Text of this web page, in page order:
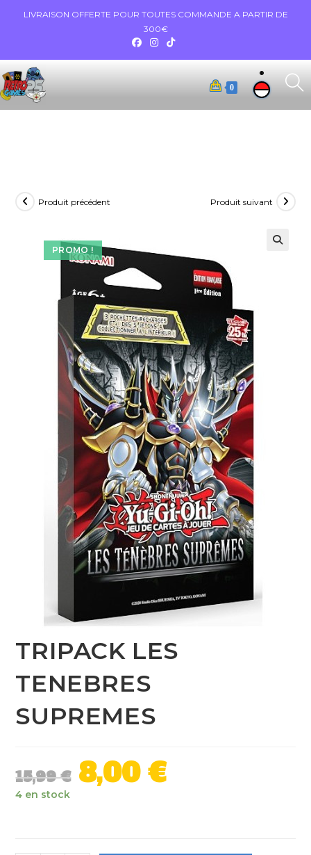
LIVRAISON OFFERTE POUR TOUTES COMMANDE A PARTIR DE
300€
0
PROMO !
Produit précédent Produit suivant
TRIPACK LES
TENEBRES
SUPREMES
15,99€ 8,00€
4 en stock